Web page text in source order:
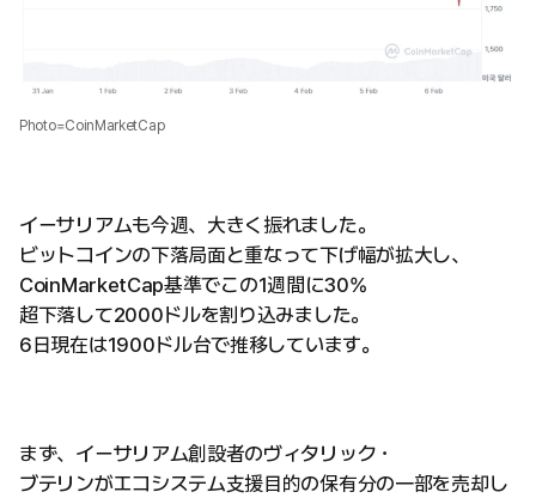
Photo=CoinMarketCap
イーサリアムも今週、大きく振れました。
ビットコインの下落局面と重なって下げ幅が拡大し、
CoinMarketCap基準でこの1週間に30%
超下落して2000ドルを割り込みました。
6日現在は1900ドル台で推移しています。
まず、イーサリアム創設者のヴィタリック・
ブテリンがエコシステム支援目的の保有分の一部を売却し